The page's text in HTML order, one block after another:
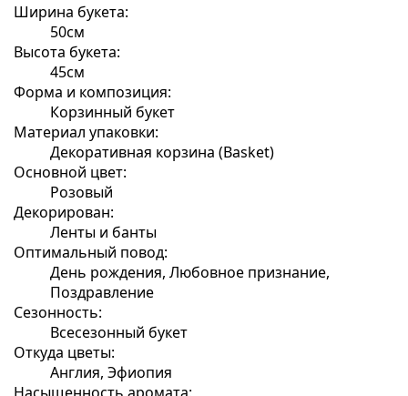
Ширина букета:
50см
Высота букета:
45см
Форма и композиция:
Корзинный букет
Материал упаковки:
Декоративная корзина (Basket)
Основной цвет:
Розовый
Декорирован:
Ленты и банты
Оптимальный повод:
День рождения, Любовное признание,
Поздравление
Сезонность:
Всесезонный букет
Откуда цветы:
Англия, Эфиопия